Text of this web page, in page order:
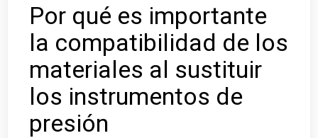
Solicitar presupuesto
Por qué es importante
la compatibilidad de los
materiales al sustituir
los instrumentos de
presión